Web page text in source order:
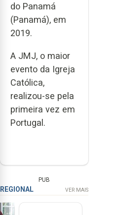
do Panamá
(Panamá), em
2019.
A JMJ, o maior
evento da Igreja
Católica,
realizou-se pela
primeira vez em
Portugal.
PUB
REGIONAL VER MAIS